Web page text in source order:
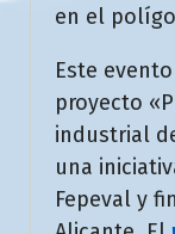
en el
Este
proyecto
industrial
una
Fepeval y